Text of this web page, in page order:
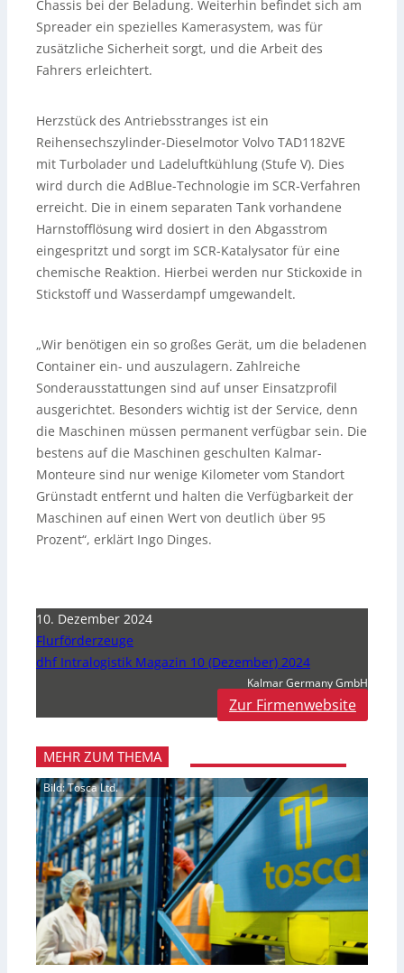
Chassis bei der Beladung. Weiterhin befindet sich am
Spreader ein spezielles Kamerasystem, was für
zusätzliche Sicherheit sorgt, und die Arbeit des
Fahrers erleichtert.
Herzstück des Antriebsstranges ist ein
Reihensechszylinder-Dieselmotor Volvo TAD1182VE
mit Turbolader und Ladeluftkühlung (Stufe V). Dies
wird durch die AdBlue-Technologie im SCR-Verfahren
erreicht. Die in einem separaten Tank vorhandene
Harnstofflösung wird dosiert in den Abgasstrom
eingespritzt und sorgt im SCR-Katalysator für eine
chemische Reaktion. Hierbei werden nur Stickoxide in
Stickstoff und Wasserdampf umgewandelt.
„Wir benötigen ein so großes Gerät, um die beladenen
Container ein- und auszulagern. Zahlreiche
Sonderausstattungen sind auf unser Einsatzprofil
ausgerichtet. Besonders wichtig ist der Service, denn
die Maschinen müssen permanent verfügbar sein. Die
bestens auf die Maschinen geschulten Kalmar-
Monteure sind nur wenige Kilometer vom Standort
Grünstadt entfernt und halten die Verfügbarkeit der
Maschinen auf einen Wert von deutlich über 95
Prozent“, erklärt Ingo Dinges.
10. Dezember 2024
Flurförderzeuge
dhf Intralogistik Magazin 10 (Dezember) 2024
Kalmar Germany GmbH
Zur Firmenwebsite
MEHR ZUM THEMA
Bild: Tosca Ltd.